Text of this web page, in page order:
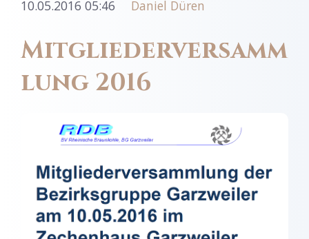
10.05.2016 05:46 Daniel Düren
Mitgliederversamm
lung 2016